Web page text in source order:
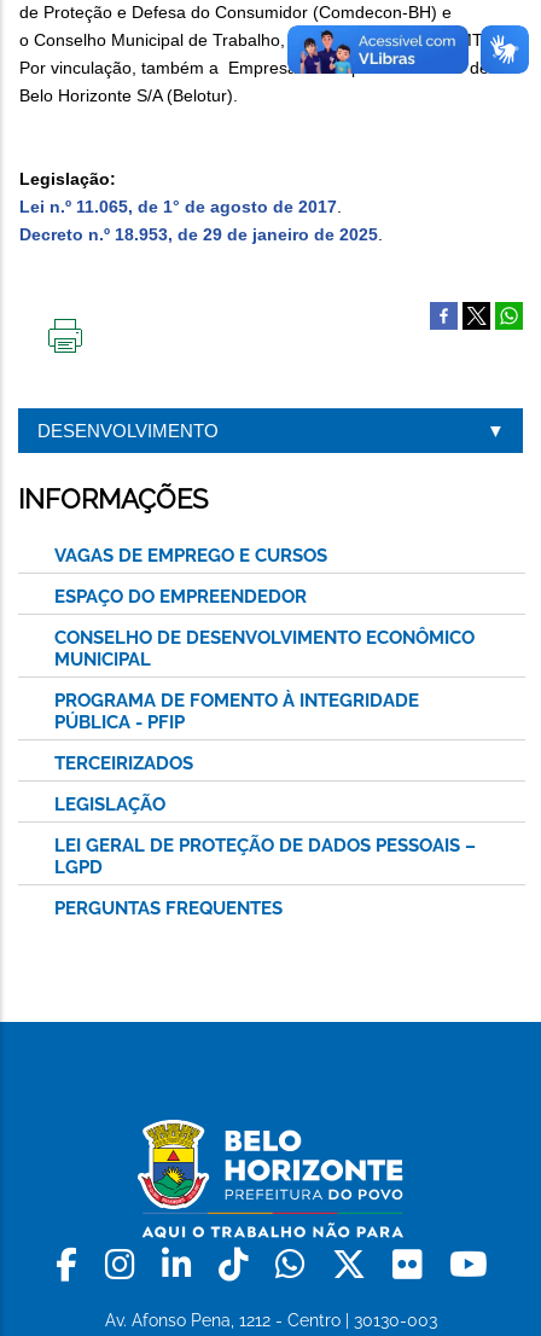
de Proteção e Defesa do Consumidor (Comdecon-BH) e
o Conselho Municipal de Trabalho, Emprego e Renda (CMTER).
Por vinculação, também a Empresa Municipal de Turismo de
Belo Horizonte S/A (Belotur).
Legislação:
Lei n.º 11.065, de 1° de agosto de 2017
Decreto n.º 18.953, de 29 de janeiro de 2025
DESENVOLVIMENTO
INFORMAÇÕES
VAGAS DE EMPREGO E CURSOS
ESPAÇO DO EMPREENDEDOR
CONSELHO DE DESENVOLVIMENTO ECONÔMICO
MUNICIPAL
PROGRAMA DE FOMENTO À INTEGRIDADE
PÚBLICA - PFIP
TERCEIRIZADOS
LEGISLAÇÃO
LEI GERAL DE PROTEÇÃO DE DADOS PESSOAIS –
LGPD
PERGUNTAS FREQUENTES
Facebook
Instagram
LinkedinTiktokWhatsapp
X Flickr
Av. Afonso Pena, 1212 - Centro | 30130-003